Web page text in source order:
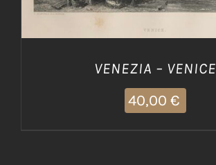
VENEZIA – VENICE
40,00 €